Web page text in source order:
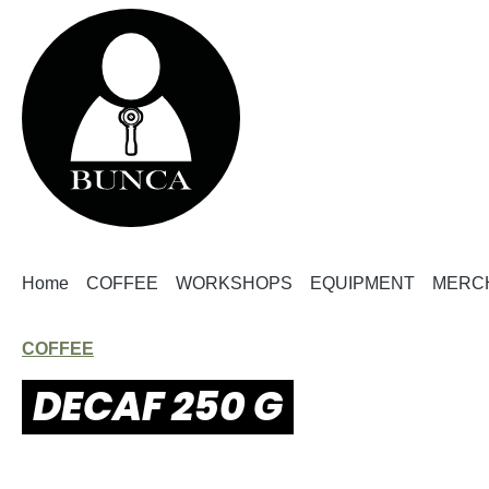
Zur Hauptnavigation springen
Home COFFEE WORKSHOPS EQUIPMENT
COFFEE
DECAF 250 G